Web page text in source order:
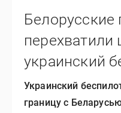
Белорусские
перехватили
украинский
Украинский
границу с